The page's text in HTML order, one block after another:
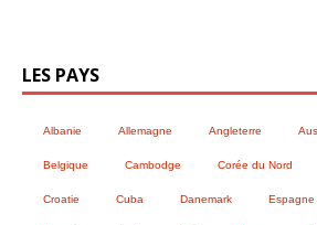
LES PAYS
Albanie Allemagne Angleterre
Belgique Cambodge Corée du Nord
Croatie Cuba Danemark Espagne